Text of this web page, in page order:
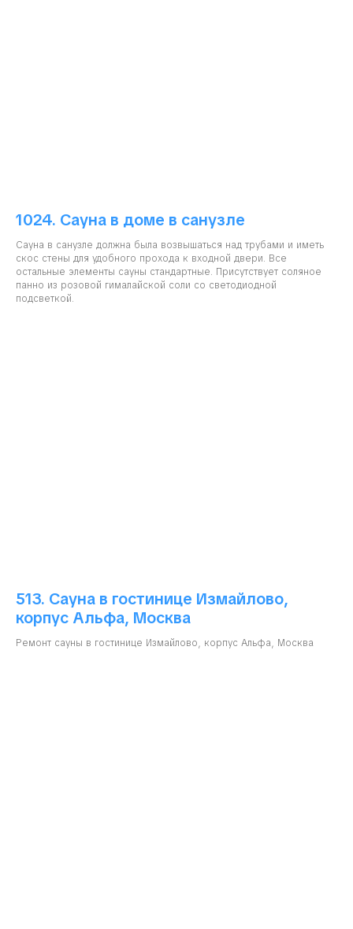
1024. Сауна в доме в санузле
Сауна в санузле должна была возвышаться над трубами и иметь
скос стены для удобного прохода к входной двери. Все
остальные элементы сауны стандартные. Присутствует соляное
панно из розовой гималайской соли со светодиодной
подсветкой.
513. Сауна в гостинице Измайлово,
корпус Альфа, Москва
Ремонт сауны в гостинице Измайлово, корпус Альфа, Москва